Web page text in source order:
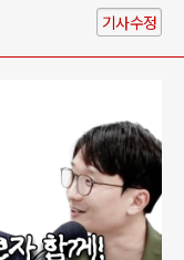
기사수정